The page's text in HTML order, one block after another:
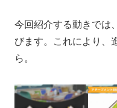
今回紹介する動きでは、
びます。これにより、
ら。